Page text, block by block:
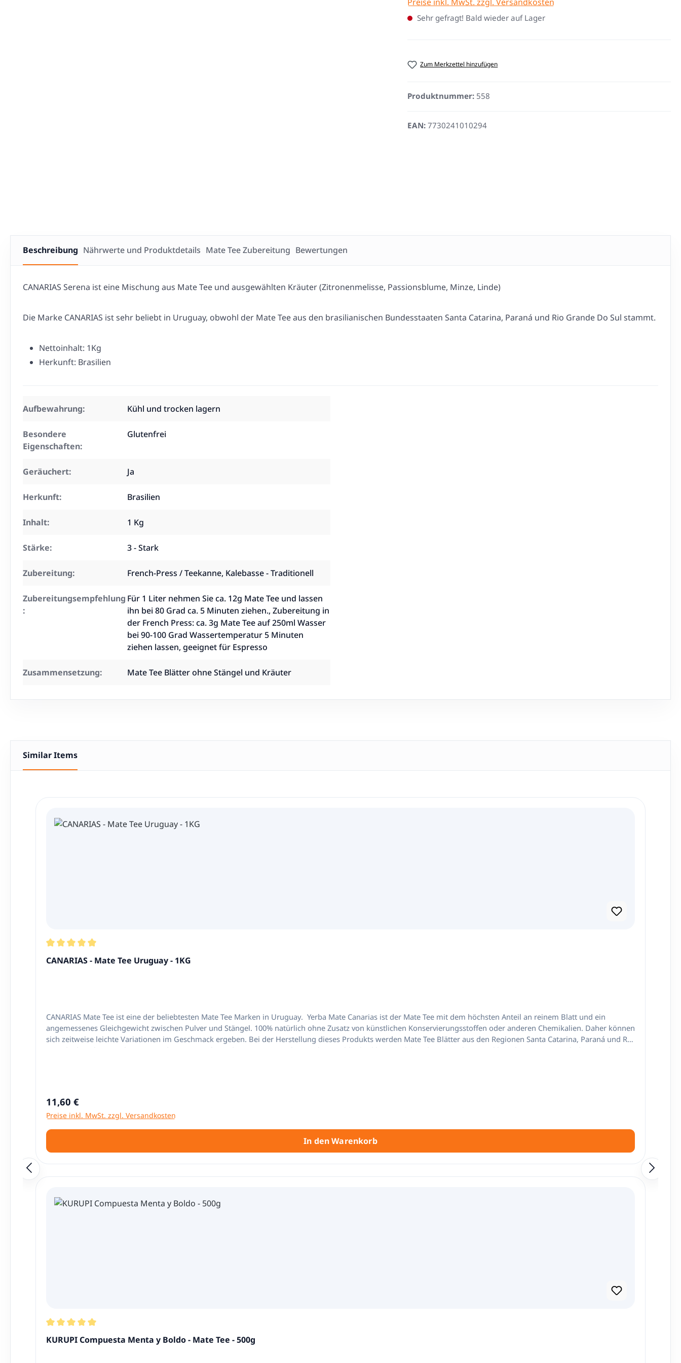
Sehr gefragt! Bald wieder auf Lager
Zum Merkzettel hinzufügen
Produktnummer: 558
EAN: 7730241010294
Beschreibung Nährwerte und Produktdetails Mate Tee Zubereitung Bewertungen
CANARIAS Serena ist eine Mischung aus Mate Tee und ausgewählten Kräuter (Zitronenmelisse, Passionsblume, Minze, Linde)
Die Marke CANARIAS ist sehr beliebt in Uruguay, obwohl der Mate Tee aus den brasilianischen Bundesstaaten Santa Catarina, Paraná und Rio Grande Do Sul stammt.
Nettoinhalt: 1Kg
Herkunft: Brasilien
Aufbewahrung: Kühl und trocken lagern
Besondere
Eigenschaften:
Glutenfrei
Geräuchert: Ja
Herkunft: Brasilien
Inhalt: 1 Kg
Stärke: 3 - Stark
Zubereitung: French-Press / Teekanne, Kalebasse - Traditionell
Zubereitungsempfehlung
:
Für 1 Liter nehmen Sie ca. 12g Mate Tee und lassen
ihn bei 80 Grad ca. 5 Minuten ziehen., Zubereitung in
der French Press: ca. 3g Mate Tee auf 250ml Wasser
bei 90-100 Grad Wassertemperatur 5 Minuten
ziehen lassen, geeignet für Espresso
Zusammensetzung: Mate Tee Blätter ohne Stängel und Kräuter
Similar Items
Durchschnittliche Bewertung von 5 von 5 Sternen
CANARIAS - Mate Tee Uruguay - 1KG
CANARIAS Mate Tee ist eine der beliebtesten Mate Tee Marken in Uruguay. Yerba Mate Canarias ist der Mate Tee mit dem höchsten Anteil an reinem Blatt und ein
angemessenes Gleichgewicht zwischen Pulver und Stängel. 100% natürlich ohne Zusatz von künstlichen Konservierungsstoffen oder anderen Chemikalien. Daher können
sich zeitweise leichte Variationen im Geschmack ergeben. Bei der Herstellung dieses Produkts werden Mate Tee Blätter aus den Regionen Santa Catarina, Paraná und Rio
Regulärer Preis:
11,60 €
Preise inkl. MwSt. zzgl. Versandkosten
In den Warenkorb
Durchschnittliche Bewertung von 5 von 5 Sternen
KURUPI Compuesta Menta y Boldo - Mate Tee - 500g